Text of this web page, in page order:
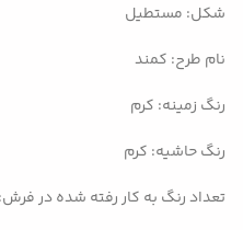
شکل: مستطیل
نام طرح: کمند
رنگ زمینه: کرم
رنگ حاشیه: کرم
تعداد رنگ به کار رفته شده در فرش: ۸